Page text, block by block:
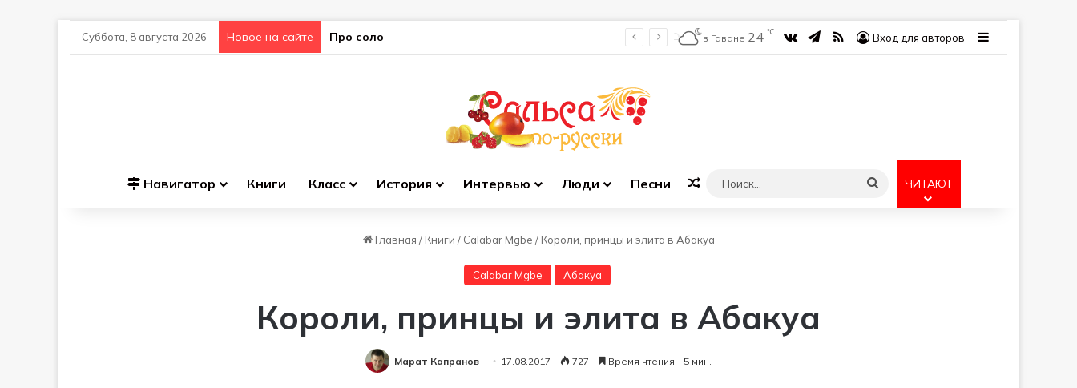
Суббота, 8 августа 2026 Новое на сайте Про соло в Гаване 24 ℃ vk.comTelegram
RSS Вход для авторов
Навигатор Книги Класс История Интервью Люди Песни Случайная статья Поиск...ЧИТАЮТ
Главная / Книги / Calabar Mgbe / Короли, принцы и элита в Абакуа
Calabar Mgbe Абакуа
Короли, принцы и элита в Абакуа
Марат Капранов 17.08.2017 727 Время чтения - 5 мин.